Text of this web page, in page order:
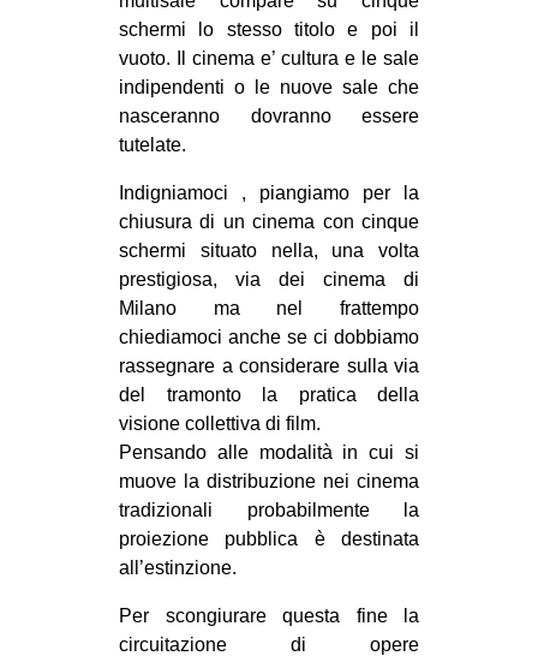
schermi lo stesso titolo e poi il
vuoto. Il cinema e’ cultura e le sale
indipendenti o le nuove sale che
nasceranno dovranno essere
tutelate.
Indigniamoci , piangiamo per la
chiusura di un cinema con cinque
schermi situato nella, una volta
prestigiosa, via dei cinema di
Milano ma nel frattempo
chiediamoci anche se ci dobbiamo
rassegnare a considerare sulla via
del tramonto la pratica della
visione collettiva di film.
Pensando alle modalità in cui si
muove la distribuzione nei cinema
tradizionali probabilmente la
proiezione pubblica è destinata
all’estinzione.
Per scongiurare questa fine la
circuitazione di opere